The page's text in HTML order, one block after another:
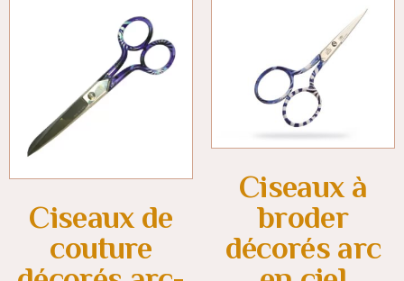
Ciseaux de
couture
Ciseaux à
broder
décorés arc